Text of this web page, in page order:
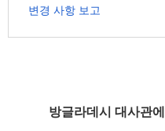
방글라데시 대사관
변경 사항 보고